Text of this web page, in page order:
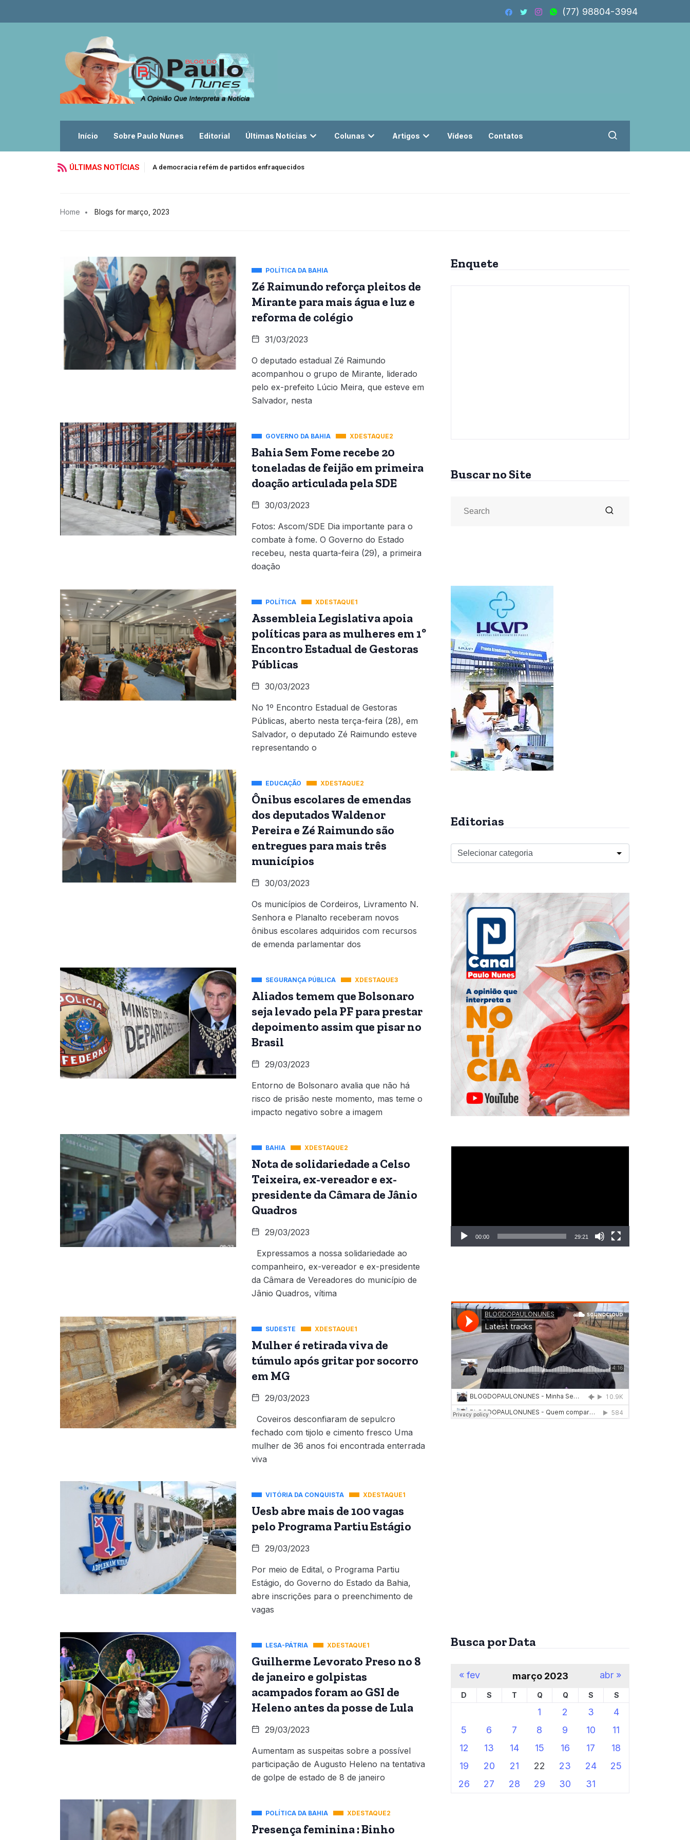
(77) 98804-3994
Início Sobre Paulo Nunes Editorial Últimas Notícias Colunas Artigos Vídeos Contatos
ÚLTIMAS NOTÍCIAS A democracia refém de partidos enfraquecidos
Home Blogs for março, 2023
POLÍTICA DA BAHIA
Zé Raimundo reforça pleitos de
Mirante para mais água e luz e
reforma de colégio
31/03/2023
O deputado estadual Zé Raimundo
acompanhou o grupo de Mirante, liderado
pelo ex-prefeito Lúcio Meira, que esteve em
Salvador, nesta
GOVERNO DA BAHIA XDESTAQUE2
Bahia Sem Fome recebe 20
toneladas de feijão em primeira
doação articulada pela SDE
30/03/2023
Fotos: Ascom/SDE Dia importante para o
combate à fome. O Governo do Estado
recebeu, nesta quarta-feira (29), a primeira
doação
POLÍTICA XDESTAQUE1
Assembleia Legislativa apoia
políticas para as mulheres em 1º
Encontro Estadual de Gestoras
Públicas
30/03/2023
No 1º Encontro Estadual de Gestoras
Públicas, aberto nesta terça-feira (28), em
Salvador, o deputado Zé Raimundo esteve
representando o
EDUCAÇÃO XDESTAQUE2
Ônibus escolares de emendas
dos deputados Waldenor
Pereira e Zé Raimundo são
entregues para mais três
municípios
30/03/2023
Os municípios de Cordeiros, Livramento N.
Senhora e Planalto receberam novos
ônibus escolares adquiridos com recursos
de emenda parlamentar dos
SEGURANÇA PÚBLICA XDESTAQUE3
Aliados temem que Bolsonaro
seja levado pela PF para prestar
depoimento assim que pisar no
Brasil
29/03/2023
Entorno de Bolsonaro avalia que não há
risco de prisão neste momento, mas teme o
impacto negativo sobre a imagem
BAHIA XDESTAQUE2
Nota de solidariedade a Celso
Teixeira, ex-vereador e ex-
presidente da Câmara de Jânio
Quadros
29/03/2023
Expressamos a nossa solidariedade ao
companheiro, ex-vereador e ex-presidente
da Câmara de Vereadores do município de
Jânio Quadros, vítima
SUDESTE XDESTAQUE1
Mulher é retirada viva de
túmulo após gritar por socorro
em MG
29/03/2023
Coveiros desconfiaram de sepulcro
fechado com tijolo e cimento fresco Uma
mulher de 36 anos foi encontrada enterrada
viva
VITÓRIA DA CONQUISTA XDESTAQUE1
Uesb abre mais de 100 vagas
pelo Programa Partiu Estágio
29/03/2023
Por meio de Edital, o Programa Partiu
Estágio, do Governo do Estado da Bahia,
abre inscrições para o preenchimento de
vagas
LESA-PÁTRIA XDESTAQUE1
Guilherme Levorato Preso no 8
de janeiro e golpistas
acampados foram ao GSI de
Heleno antes da posse de Lula
29/03/2023
Aumentam as suspeitas sobre a possível
participação de Augusto Heleno na tentativa
de golpe de estado de 8 de janeiro
POLÍTICA DA BAHIA XDESTAQUE2
Presença feminina : Binho
Enquete
Buscar no Site
Editorias
00:00 29:21
Busca por Data
março 2023
D S T Q Q S S
1 2 3
4
5
6 7 8 9 10
11
12
13 14 15 16 17
18
19
20 21 22 23 24
25
26
27 28 29 30 31
« fev abr »